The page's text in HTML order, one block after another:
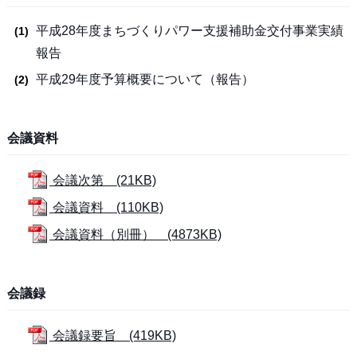
平成28年度まちづくりパワー支援補助金交付事業実績
報告
平成29年度予算概要について（報告）
会議資料
会議次第 (21KB)
会議資料 (110KB)
会議資料（別冊） (4873KB)
会議録
会議録要旨 (419KB)